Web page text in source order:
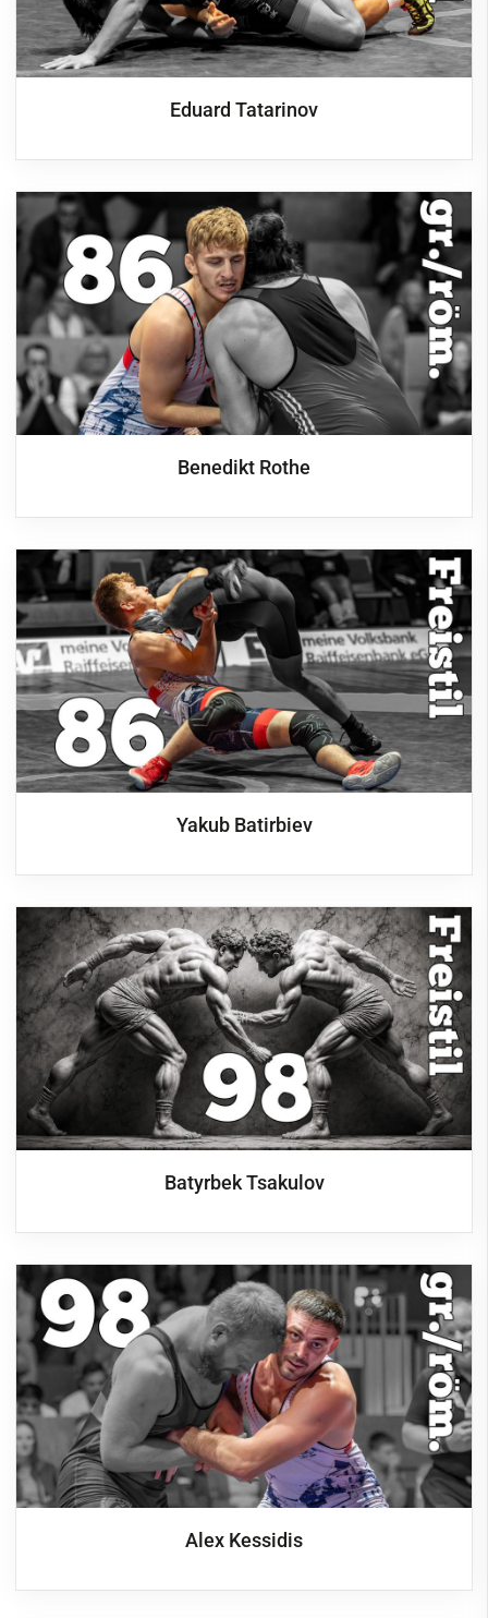
Eduard Tatarinov
Benedikt Rothe
Yakub Batirbiev
Batyrbek Tsakulov
Alex Kessidis